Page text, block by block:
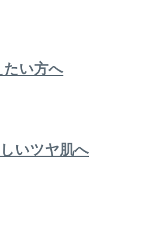
たい方へ
いツヤ肌へ